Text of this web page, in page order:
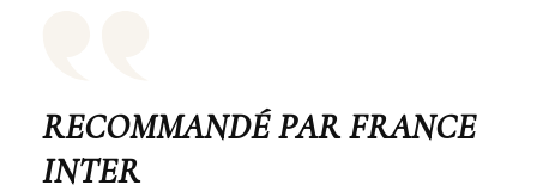
RECOMMANDÉ PAR FRANCE
INTER